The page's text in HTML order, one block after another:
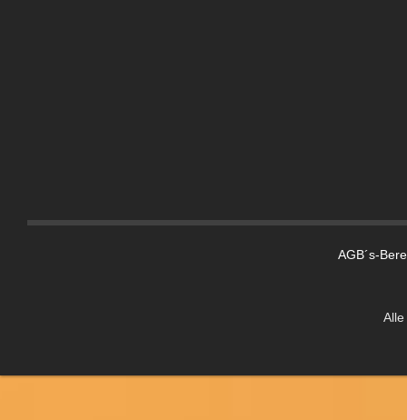
Thermomatten
AGB´s-